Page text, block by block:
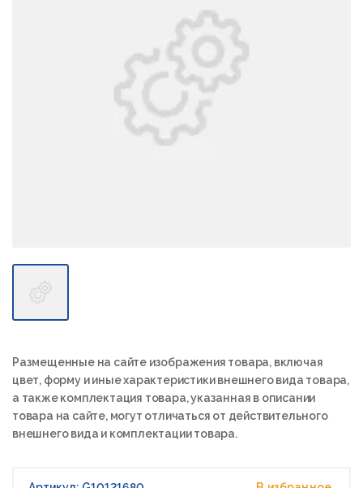
Размещенные на сайте изображения товара, включая
цвет, форму и иные характеристики внешнего вида товара,
а также комплектация товара, указанная в описании
товара на сайте, могут отличаться от действительного
внешнего вида и комплектации товара.